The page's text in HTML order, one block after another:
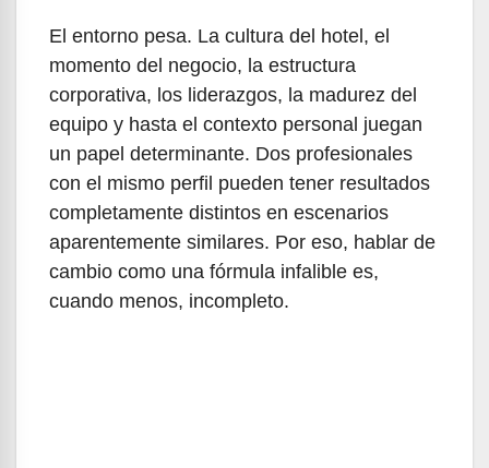
El entorno pesa. La cultura del hotel, el
momento del negocio, la estructura
corporativa, los liderazgos, la madurez del
equipo y hasta el contexto personal juegan
un papel determinante. Dos profesionales
con el mismo perfil pueden tener resultados
completamente distintos en escenarios
aparentemente similares. Por eso, hablar de
cambio como una fórmula infalible es,
cuando menos, incompleto.